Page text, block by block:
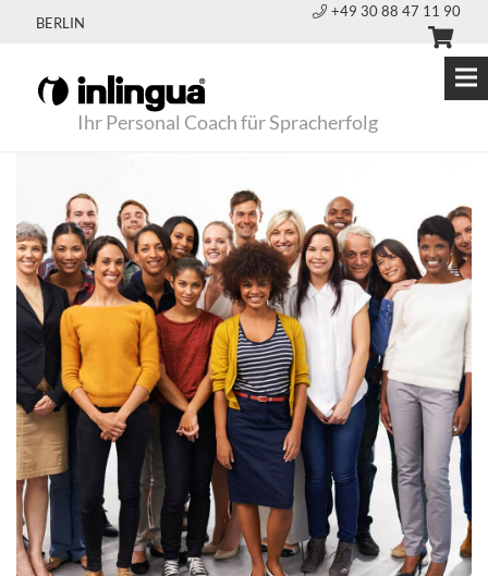
BERLIN
+49 30 88 47 11 90
Ihr Personal Coach für Spracherfolg